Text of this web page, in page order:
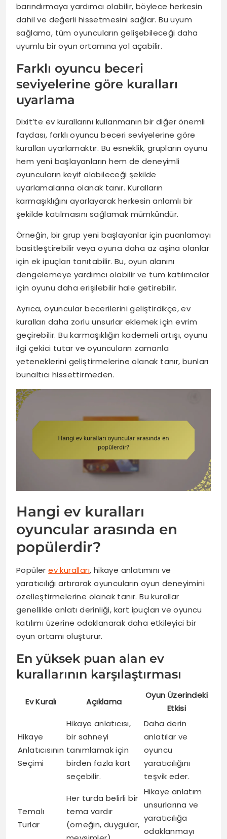
barındırmaya yardımcı olabilir, böylece herkesin
dahil ve değerli hissetmesini sağlar. Bu uyum
sağlama, tüm oyuncuların gelişebileceği daha
uyumlu bir oyun ortamına yol açabilir.
Farklı oyuncu beceri
seviyelerine göre kuralları
uyarlama
Dixit’te ev kurallarını kullanmanın bir diğer önemli
faydası, farklı oyuncu beceri seviyelerine göre
kuralları uyarlamaktır. Bu esneklik, grupların oyunu
hem yeni başlayanların hem de deneyimli
oyuncuların keyif alabileceği şekilde
uyarlamalarına olanak tanır. Kuralların
karmaşıklığını ayarlayarak herkesin anlamlı bir
şekilde katılmasını sağlamak mümkündür.
Örneğin, bir grup yeni başlayanlar için puanlamayı
basitleştirebilir veya oyuna daha az aşina olanlar
için ek ipuçları tanıtabilir. Bu, oyun alanını
dengelemeye yardımcı olabilir ve tüm katılımcılar
için oyunu daha erişilebilir hale getirebilir.
Ayrıca, oyuncular becerilerini geliştirdikçe, ev
kuralları daha zorlu unsurlar eklemek için evrim
geçirebilir. Bu karmaşıklığın kademeli artışı, oyunu
ilgi çekici tutar ve oyuncuların zamanla
yeteneklerini geliştirmelerine olanak tanır, bunları
bunaltıcı hissettirmeden.
Hangi ev kuralları
oyuncular arasında en
popülerdir?
Popülerev kuralları, hikaye anlatımını ve
yaratıcılığı artırarak oyuncuların oyun deneyimini
özelleştirmelerine olanak tanır. Bu kurallar
genellikle anlatı derinliği, kart ipuçları ve oyuncu
katılımı üzerine odaklanarak daha etkileyici bir
oyun ortamı oluşturur.
En yüksek puan alan ev
kurallarının karşılaştırması
Ev Kuralı Açıklama
Oyun Üzerindeki
Etkisi
Hikaye
Anlatıcısının
Seçimi
Hikaye anlatıcısı,
bir sahneyi
tanımlamak için
birden fazla kart
seçebilir.
Daha derin
anlatılar ve
oyuncu
yaratıcılığını
teşvik eder.
Temalı
Turlar
Her turda belirli bir
tema vardır
(örneğin, duygular,
Hikaye anlatım
unsurlarına ve
yaratıcılığa
odaklanmayı